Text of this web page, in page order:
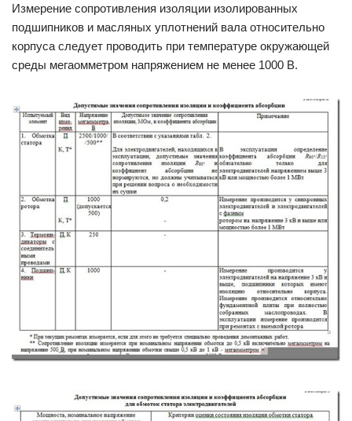
Измерение сопротивления изоляции изолированных
подшипников и масляных уплотнений вала относительно
корпуса следует проводить при температуре окружающей
среды мегаомметром напряжением не менее 1000 В.